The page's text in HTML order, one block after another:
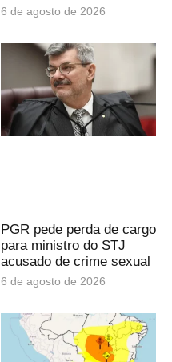
6 de agosto de 2026
PGR pede perda de cargo
para ministro do STJ
acusado de crime sexual
6 de agosto de 2026